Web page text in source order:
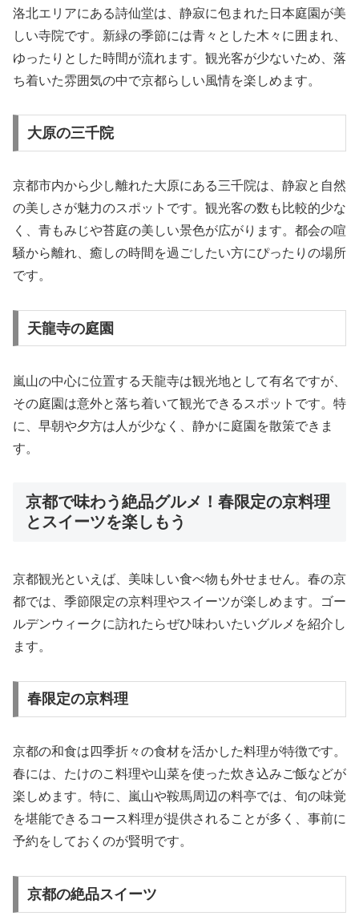
洛北エリアにある詩仙堂は、静寂に包まれた日本庭園が美
しい寺院です。新緑の季節には青々とした木々に囲まれ、
ゆったりとした時間が流れます。観光客が少ないため、落
ち着いた雰囲気の中で京都らしい風情を楽しめます。
大原の三千院
京都市内から少し離れた大原にある三千院は、静寂と自然
の美しさが魅力のスポットです。観光客の数も比較的少な
く、青もみじや苔庭の美しい景色が広がります。都会の喧
騒から離れ、癒しの時間を過ごしたい方にぴったりの場所
です。
天龍寺の庭園
嵐山の中心に位置する天龍寺は観光地として有名ですが、
その庭園は意外と落ち着いて観光できるスポットです。特
に、早朝や夕方は人が少なく、静かに庭園を散策できま
す。
京都で味わう絶品グルメ！春限定の京料理
とスイーツを楽しもう
京都観光といえば、美味しい食べ物も外せません。春の京
都では、季節限定の京料理やスイーツが楽しめます。ゴー
ルデンウィークに訪れたらぜひ味わいたいグルメを紹介し
ます。
春限定の京料理
京都の和食は四季折々の食材を活かした料理が特徴です。
春には、たけのこ料理や山菜を使った炊き込みご飯などが
楽しめます。特に、嵐山や鞍馬周辺の料亭では、旬の味覚
を堪能できるコース料理が提供されることが多く、事前に
予約をしておくのが賢明です。
京都の絶品スイーツ